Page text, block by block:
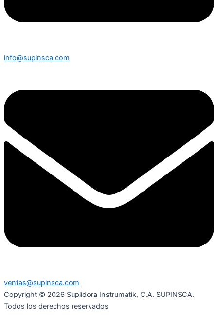
info@supinsca.com
ventas@supinsca.com
Copyright © 2026 Suplidora Instrumatik, C.A. SUPINSCA.
Todos los derechos reservados